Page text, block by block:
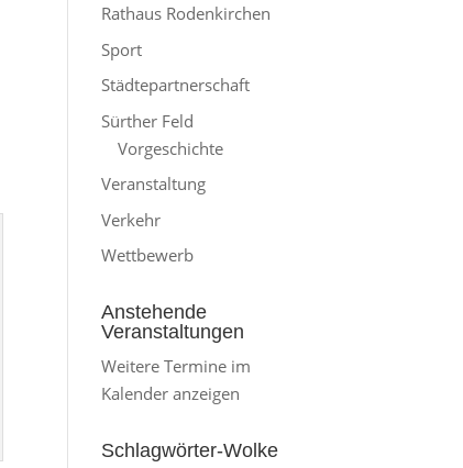
Rathaus Rodenkirchen
Sport
Städtepartnerschaft
Sürther Feld
Vorgeschichte
Veranstaltung
Verkehr
Wettbewerb
Anstehende
Veranstaltungen
Weitere Termine im
Kalender anzeigen
Schlagwörter-Wolke